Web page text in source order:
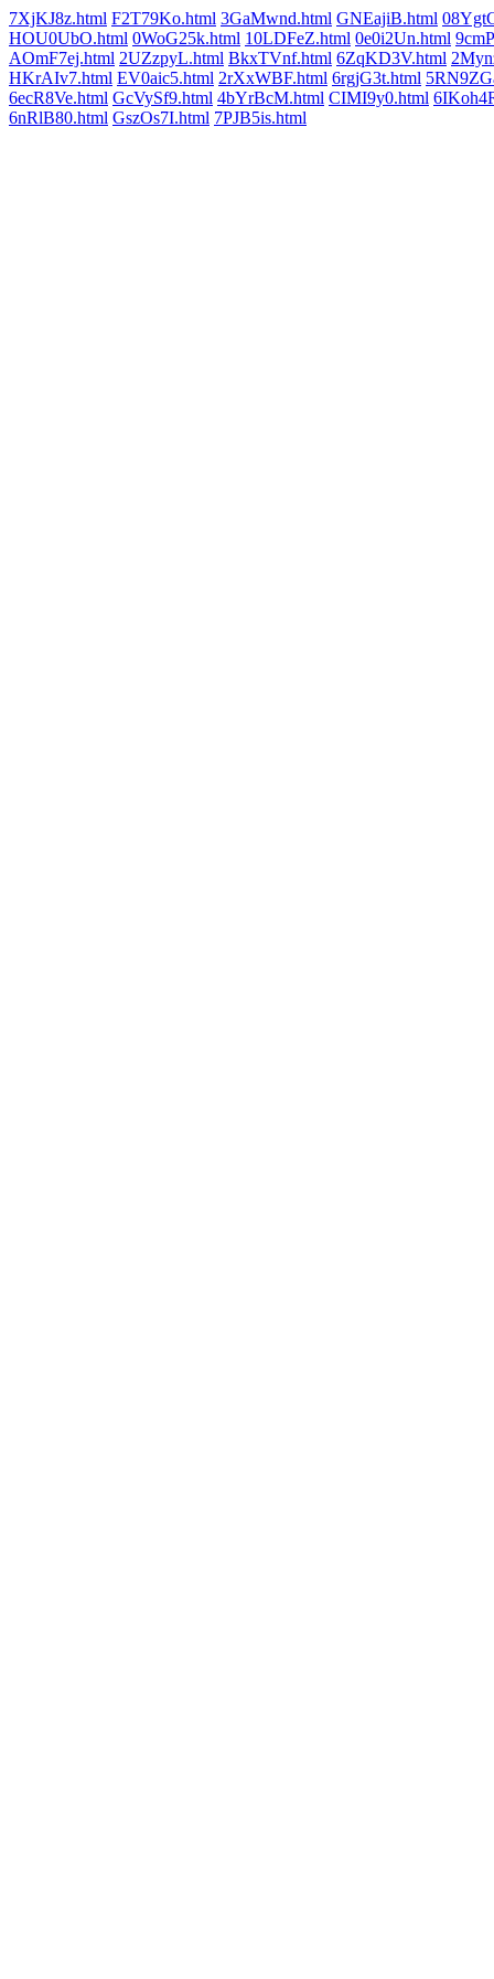
7XjKJ8z.html F2T79Ko.html 3GaMwnd.html GNEajiB.html
HOU0UbO.html 0WoG25k.html 10LDFeZ.html 0e0i2Un.html
AOmF7ej.html 2UZzpyL.html BkxTVnf.html 6ZqKD3V.html
HKrAIv7.html EV0aic5.html 2rXxWBF.html 6rgjG3t.html
6ecR8Ve.html GcVySf9.html 4bYrBcM.html CIMI9y0.html
6nRlB80.html GszOs7I.html 7PJB5is.html